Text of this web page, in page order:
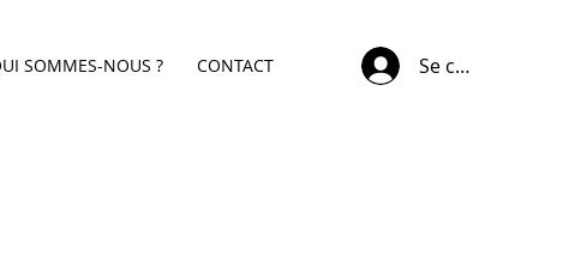
SOMMES-NOUS ? CONTACT Se connecter